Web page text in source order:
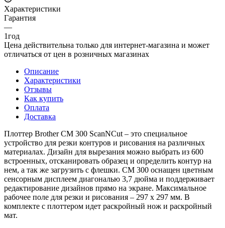
Характеристики
Гарантия
—
1год
Цена действительна только для интернет-магазина и может
отличаться от цен в розничных магазинах
Описание
Характеристики
Отзывы
Как купить
Оплата
Доставка
Плоттер Brother CM 300 ScanNCut – это специальное
устройство для резки контуров и рисования на различных
материалах. Дизайн для вырезания можно выбрать из 600
встроенных, отсканировать образец и определить контур на
нем, а так же загрузить с флешки. CM 300 оснащен цветным
сенсорным дисплеем диагональю 3,7 дюйма и поддерживает
редактирование дизайнов прямо на экране. Максимальное
рабочее поле для резки и рисования – 297 x 297 мм. В
комплекте с плоттером идет раскройный нож и раскройный
мат.